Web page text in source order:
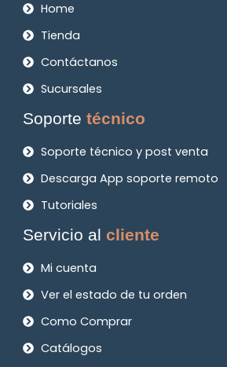
Home
Tienda
Contáctanos
Sucursales
Soportetécnico
Soporte técnico y post venta
Descarga App soporte remoto
Tutoriales
Servicio alcliente
Mi cuenta
Ver el estado de tu orden
Como Comprar
Catálogos